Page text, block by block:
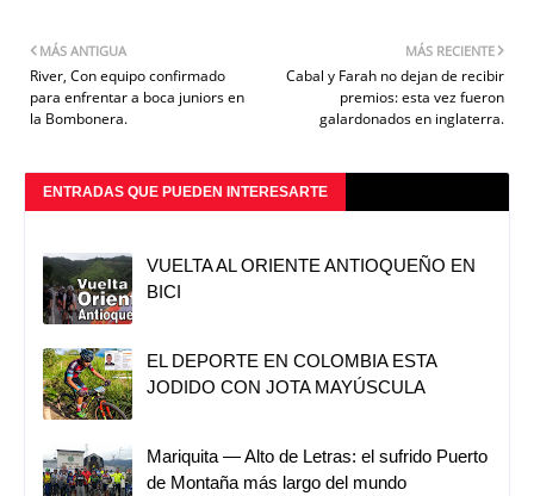
MÁS RECIENTE
Cabal y Farah no dejan de recibir
premios: esta vez fueron
galardonados en inglaterra.
MÁS ANTIGUA
River, Con equipo confirmado
para enfrentar a boca juniors en
la Bombonera.
ENTRADAS QUE PUEDEN INTERESARTE
VUELTA AL ORIENTE ANTIOQUEÑO EN
BICI
EL DEPORTE EN COLOMBIA ESTA
JODIDO CON JOTA MAYÚSCULA
Mariquita — Alto de Letras: el sufrido Puerto
de Montaña más largo del mundo